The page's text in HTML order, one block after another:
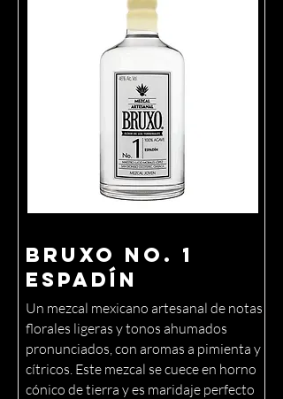
Bruxo No. 1
Espadín
Un mezcal mexicano artesanal de notas
florales ligeras y tonos ahumados
pronunciados, con aromas a pimienta y
cítricos. Este mezcal se cuece en horno
cónico de tierra y es maridaje perfecto